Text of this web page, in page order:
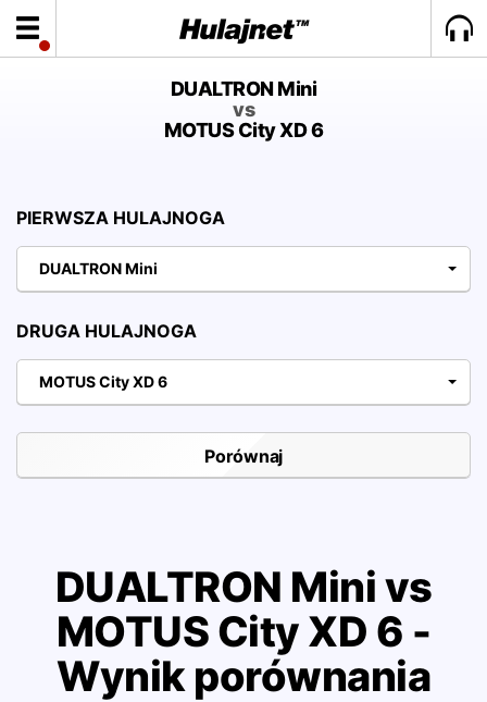
DUALTRON Mini
vs
MOTUS City XD 6
PIERWSZA HULAJNOGA
DUALTRON Mini
DRUGA HULAJNOGA
MOTUS City XD 6
DUALTRON Mini vs
MOTUS City XD 6 -
Wynik porównania